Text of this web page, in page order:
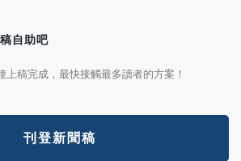
自助吧
稿完成，最快接觸最多讀者的方案！
刊登新聞稿